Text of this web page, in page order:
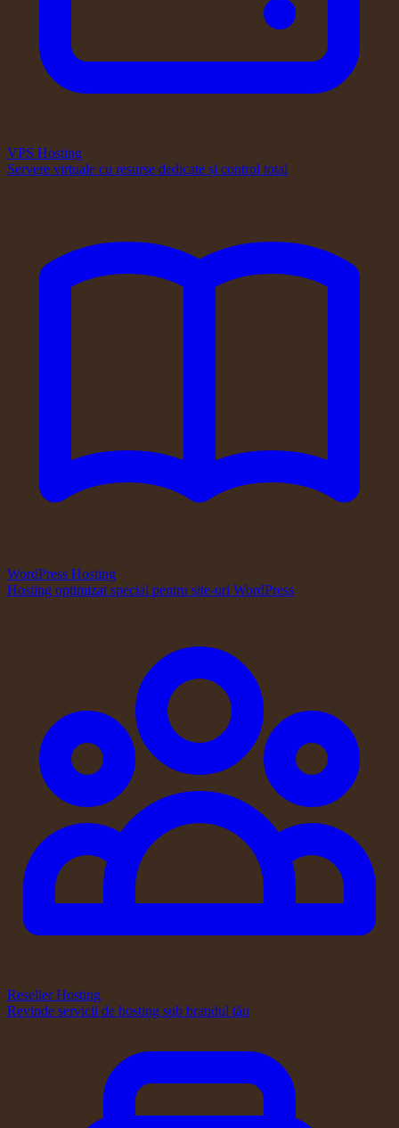
VPS Hosting
Servere virtuale cu resurse dedicate și control total
WordPress Hosting
Hosting optimizat special pentru site-uri WordPress
Reseller Hosting
Revinde servicii de hosting sub brandul tău